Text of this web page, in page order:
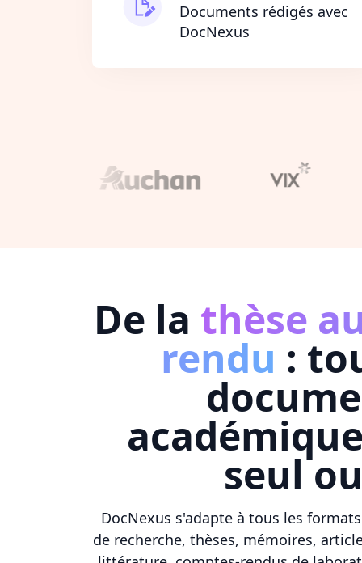
Documents rédigés avec
DocNexus
De la thèse
rendu :
seul
DocNexus s'adapte à tous les
de recherche, thèses, mémoires,